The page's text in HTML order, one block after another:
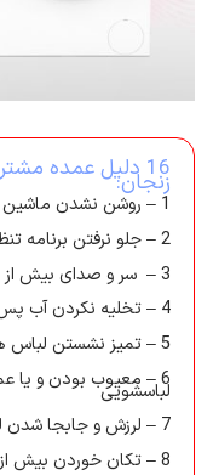
16 دلیل عمدهزنجان:
1 – روشن نشدن ماشین لباسشویی و یا صفحه نمایش
2 – جلو نرفتن برنامه تنظیم شده و گیر کردن در یکی از مراحل
3 – سر و صدای بیش از حد به هنگام خشک کردن
4 – تخلیه نکردن آب پس از شستشو
5 – تمیز نشستن لباس ها
6 – معیوب بودن و
لباسشویی
7 – لرزش و جابجا شدن لباسشویی بواسطه خراب بودن پایه ها
8 – تکان خوردن بیش از حد دیگ از ابتدای شروع به کار